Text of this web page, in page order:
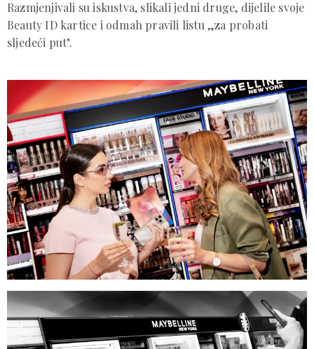
Razmjenjivali su iskustva, slikali jedni druge, dijelile svoje
Beauty ID kartice i odmah pravili listu „za probati
sljedeći put".